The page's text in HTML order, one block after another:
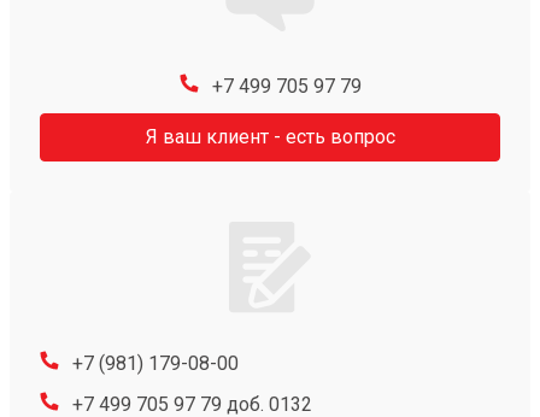
+7 499 705 97 79
Я ваш клиент - есть вопрос
+7 (981) 179-08-00
+7 499 705 97 79 доб. 0132